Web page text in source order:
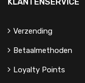
Verzending
Betaalmethoden
Loyalty Points